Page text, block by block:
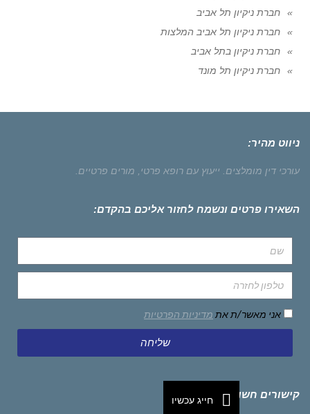
חברת ניקיון תל אביב
חברת ניקיון תל אביב המלצות
חברת ניקיון בתל אביב
חברת ניקיון תל מונד
ניווט מהיר:
עורכי דין מומלצים. ייעוץ עם רופא פרטי, מורים פרטיים.
השאירו פרטים ונשמח לחזור אליכם בהקדם:
אני מאשר/ת את מדיניות הפרטיות
שליחה
קישורים חשובים חייג עכשיו